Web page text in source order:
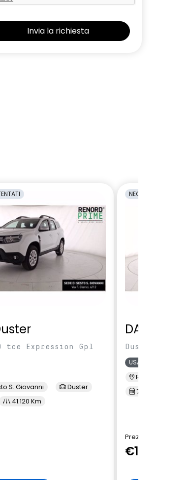
tce Expression Gpl
S. Giovanni
Duster
41.120 Km
NEOPATENTATI
DACIA
Duster 1.0
USATO
Renord MI
7/2023
Prezzo Renord
€14.900